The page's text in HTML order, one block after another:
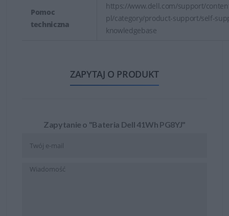
Pomoc
techniczna
https://www.dell.com/support/
pl/category/product-support/self-
knowledgebase
ZAPYTAJ O PRODUKT
Zapytanie o "Bateria Dell 41Wh PG8YJ"